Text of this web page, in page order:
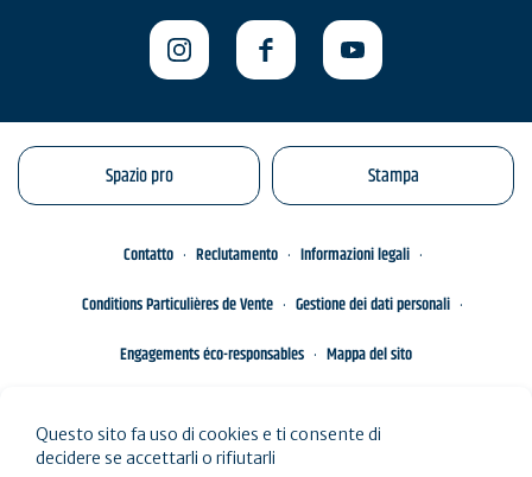
Spazio pro Stampa
Contatto Reclutamento
Informazioni legali
Conditions Particulières de Vente
Gestione dei dati personali
Engagements éco-responsables
Mappa del sito
Questo sito fa uso di cookies e ti consente di
decidere se accettarli o rifiutarli